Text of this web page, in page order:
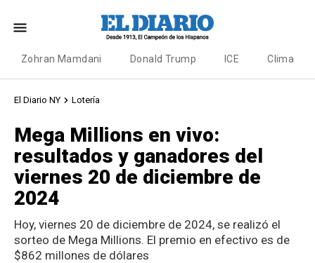
Zohran Mamdani Donald Trump ICE Clima
El Diario NY Lotería
Mega Millions en vivo:
resultados y ganadores del
viernes 20 de diciembre de
2024
Hoy, viernes 20 de diciembre de 2024, se realizó el
sorteo de Mega Millions. El premio en efectivo es de
$862 millones de dólares